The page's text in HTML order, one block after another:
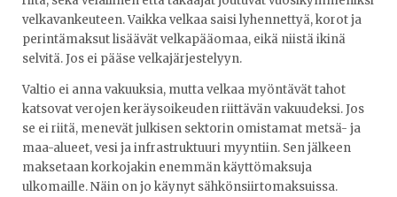
velkavankeuteen. Vaikka velkaa saisi lyhennettyä, korot ja
perintämaksut lisäävät velkapääomaa, eikä niistä ikinä
selvitä. Jos ei pääse velkajärjestelyyn.
Valtio ei anna vakuuksia, mutta velkaa myöntävät tahot
katsovat verojen keräysoikeuden riittävän vakuudeksi. Jos
se ei riitä, menevät julkisen sektorin omistamat metsä- ja
maa-alueet, vesi ja infrastruktuuri myyntiin. Sen jälkeen
maksetaan korkojakin enemmän käyttömaksuja
ulkomaille. Näin on jo käynyt sähkönsiirtomaksuissa.